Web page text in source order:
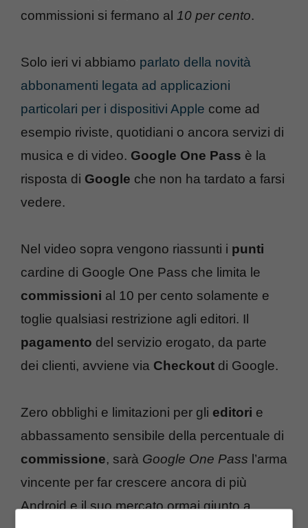
commissioni si fermano al 10 per cento.
Solo ieri vi abbiamo parlato della novità
abbonamenti legata ad applicazioni
particolari per i dispositivi Apple come ad
esempio riviste, quotidiani o ancora servizi di
musica e di video. Google One Pass è la
risposta di Google che non ha tardato a farsi
vedere.
Nel video sopra vengono riassunti i punti
cardine di Google One Pass che limita le
commissioni al 10 per cento solamente e
toglie qualsiasi restrizione agli editori. Il
pagamento del servizio erogato, da parte
dei clienti, avviene via Checkout di Google.
Zero obblighi e limitazioni per gli editori e
abbassamento sensibile della percentuale di
commissione, sarà Google One Pass l’arma
vincente per far crescere ancora di più
Android e il suo mercato ormai giunto a